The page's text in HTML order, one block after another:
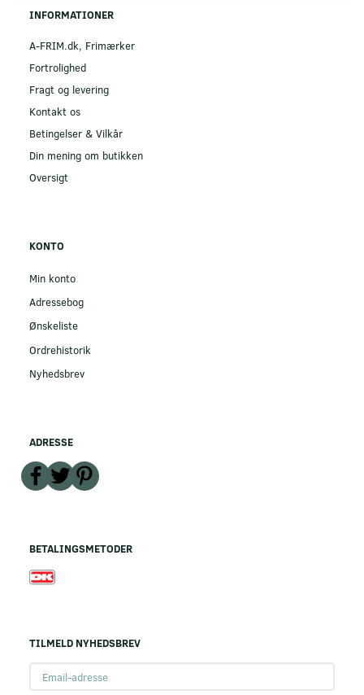
INFORMATIONER
A-FRIM.dk, Frimærker
Fortrolighed
Fragt og levering
Kontakt os
Betingelser & Vilkår
Din mening om butikken
Oversigt
KONTO
Min konto
Adressebog
Ønskeliste
Ordrehistorik
Nyhedsbrev
ADRESSE
BETALINGSMETODER
TILMELD NYHEDSBREV
adresse